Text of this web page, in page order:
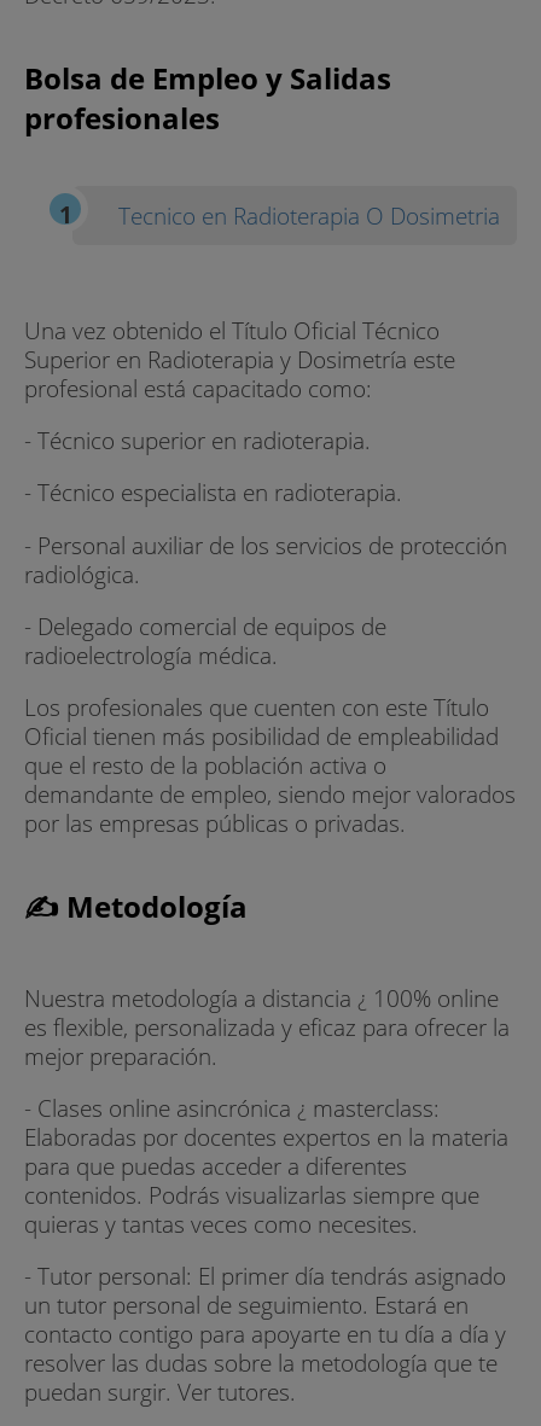
Bolsa de Empleo y Salidas
profesionales
Tecnico en Radioterapia O Dosimetria
Una vez obtenido el Título Oficial Técnico
Superior en Radioterapia y Dosimetría este
profesional está capacitado como:
- Técnico superior en radioterapia.
- Técnico especialista en radioterapia.
- Personal auxiliar de los servicios de protección
radiológica.
- Delegado comercial de equipos de
radioelectrología médica.
Los profesionales que cuenten con este Título
Oficial tienen más posibilidad de empleabilidad
que el resto de la población activa o
demandante de empleo, siendo mejor valorados
por las empresas públicas o privadas.
✍ Metodología
Nuestra metodología a distancia ¿ 100% online
es flexible, personalizada y eficaz para ofrecer la
mejor preparación.
- Clases online asincrónica ¿ masterclass:
Elaboradas por docentes expertos en la materia
para que puedas acceder a diferentes
contenidos. Podrás visualizarlas siempre que
quieras y tantas veces como necesites.
- Tutor personal: El primer día tendrás asignado
un tutor personal de seguimiento. Estará en
contacto contigo para apoyarte en tu día a día y
resolver las dudas sobre la metodología que te
puedan surgir. Ver tutores.